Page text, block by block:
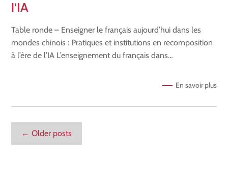
l’IA
Table ronde – Enseigner le français aujourd’hui dans les
mondes chinois : Pratiques et institutions en recomposition
à l’ère de l’IA L’enseignement du français dans…
En savoir plus
← Older posts